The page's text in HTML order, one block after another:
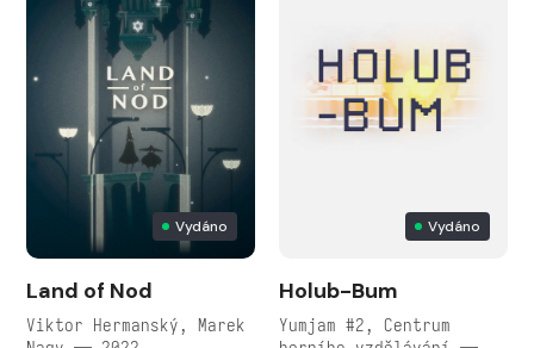
Vydáno
Land of Nod
Viktor Hermanský, Marek
Vydáno
Holub-Bum
Yumjam #2, Centrum